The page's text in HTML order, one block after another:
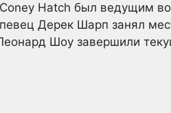
Hatch был ведущим
Дерек Шарп занял
Шоу завершили